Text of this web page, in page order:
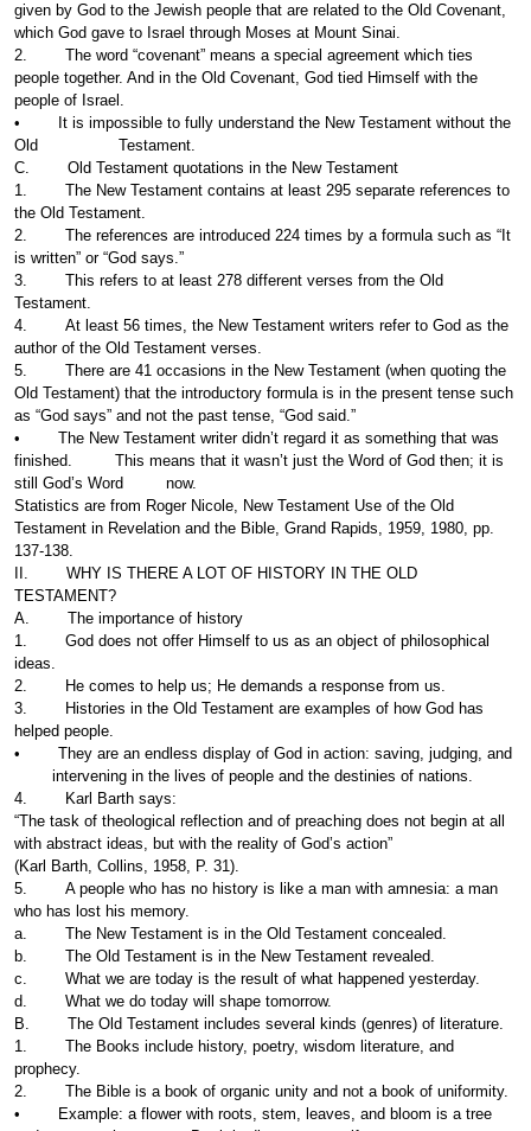
given by God to the Jewish people that are related to the Old Covenant,
which God gave to Israel through Moses at Mount Sinai.
2. The word “covenant” means a special agreement which ties
people together. And in the Old Covenant, God tied Himself with the
people of Israel.
• It is impossible to fully understand the New Testament without the
Old Testament.
C. Old Testament quotations in the New Testament
1. The New Testament contains at least 295 separate references to
the Old Testament.
2. The references are introduced 224 times by a formula such as “It
is written” or “God says.”
3. This refers to at least 278 different verses from the Old
Testament.
4. At least 56 times, the New Testament writers refer to God as the
author of the Old Testament verses.
5. There are 41 occasions in the New Testament (when quoting the
Old Testament) that the introductory formula is in the present tense such
as “God says” and not the past tense, “God said.”
• The New Testament writer didn’t regard it as something that was
finished. This means that it wasn’t just the Word of God then; it is
still God’s Word now.
Statistics are from Roger Nicole, New Testament Use of the Old
Testament in Revelation and the Bible, Grand Rapids, 1959, 1980, pp.
137-138.
II. WHY IS THERE A LOT OF HISTORY IN THE OLD
TESTAMENT?
A. The importance of history
1. God does not offer Himself to us as an object of philosophical
ideas.
2. He comes to help us; He demands a response from us.
3. Histories in the Old Testament are examples of how God has
helped people.
• They are an endless display of God in action: saving, judging, and
intervening in the lives of people and the destinies of nations.
4. Karl Barth says:
“The task of theological reflection and of preaching does not begin at all
with abstract ideas, but with the reality of God’s action”
(Karl Barth, Collins, 1958, P. 31).
5. A people who has no history is like a man with amnesia: a man
who has lost his memory.
a. The New Testament is in the Old Testament concealed.
b. The Old Testament is in the New Testament revealed.
c. What we are today is the result of what happened yesterday.
d. What we do today will shape tomorrow.
B. The Old Testament includes several kinds (genres) of literature.
1. The Books include history, poetry, wisdom literature, and
prophecy.
2. The Bible is a book of organic unity and not a book of uniformity.
• Example: a flower with roots, stem, leaves, and bloom is a tree